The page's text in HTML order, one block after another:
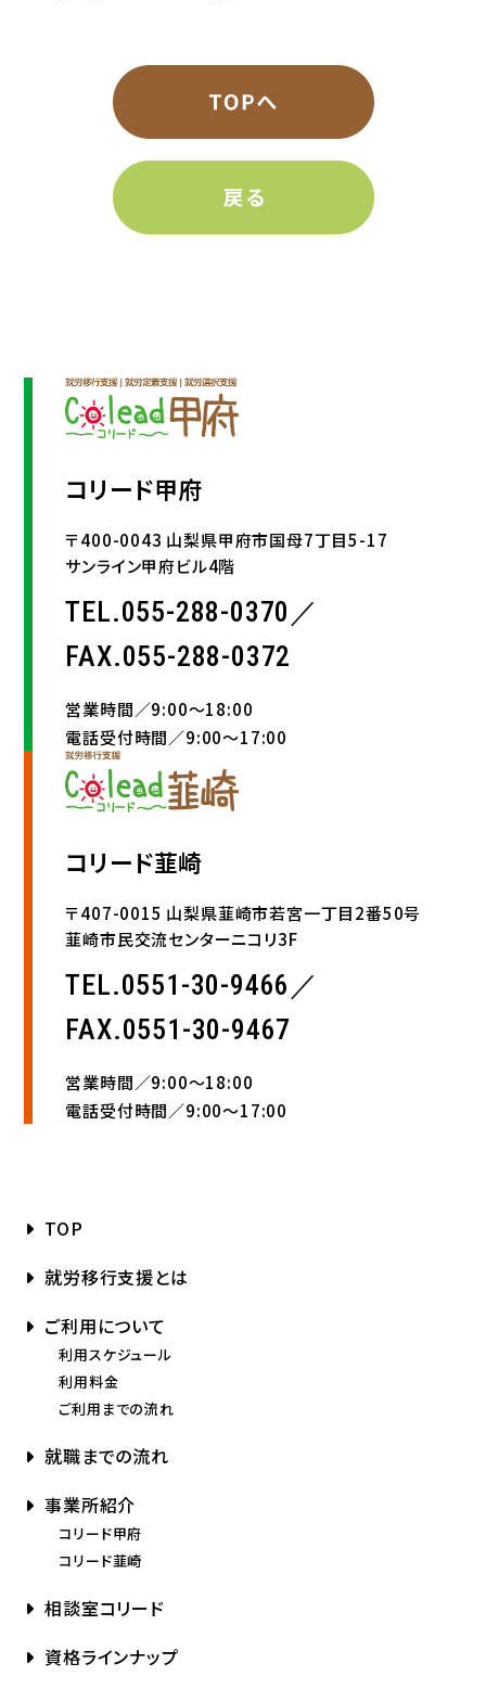
コリード甲府
〒400-0043 山梨県甲府市国母7丁目5-17
サンライン甲府ビル4階
TEL.055-288-0370／
FAX.055-288-0372
営業時間／9:00〜18:00
電話受付時間／9:00〜17:00
コリード韮崎
〒407-0015 山梨県韮崎市若宮一丁目2番50号
韮崎市民交流センターニコリ3F
TEL.0551-30-9466／
FAX.0551-30-9467
営業時間／9:00〜18:00
電話受付時間／9:00〜17:00
TOP
就労移行支援とは
ご利用について
利用スケジュール
利用料金
ご利用までの流れ
就職までの流れ
事業所紹介
コリード甲府
コリード韮崎
相談室コリード
資格ラインナップ